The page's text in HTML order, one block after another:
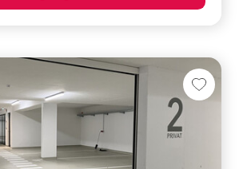
(Bezirk)